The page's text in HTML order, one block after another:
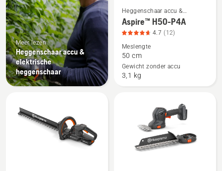
Meer lezen
Heggenschaar accu &
elektrische
heggenschaar
Bekijk
meer
details
over
Aspire™
H50-
Heggenschaar accu &
elektrische heggenschaar
Aspire™ H50-P4A
4.7 (12)
Meslengte
50 cm
Gewicht zonder accu
3,1 kg